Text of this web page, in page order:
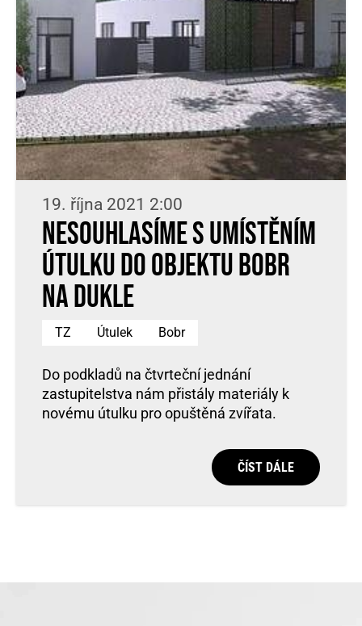
19. října 2021 2:00
Nesouhlasíme s umístěním
útulku do objektu Bobr
na Dukle
TZ Útulek Bobr
Do podkladů na čtvrteční jednání
zastupitelstva nám přistály materiály k
novému útulku pro opuštěná zvířata.
ČÍST DÁLE